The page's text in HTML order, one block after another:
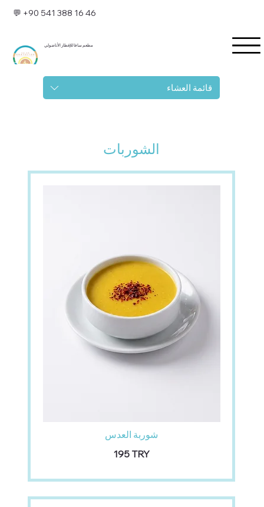
💬 +90 541 388 16 46
مطعم سا فا للإفطار الأناضولي
قائمة العشاء
الشوربات
شوربة العدس
‏195 TRY